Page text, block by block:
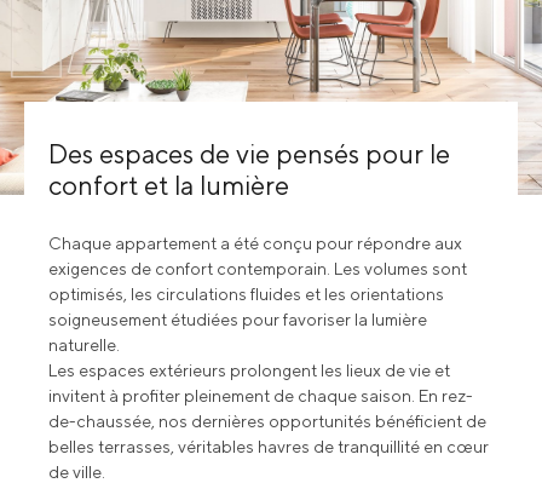
Des espaces de vie pensés pour le
confort et la lumière
Chaque appartement a été conçu pour répondre aux
exigences de confort contemporain. Les volumes sont
optimisés, les circulations fluides et les orientations
soigneusement étudiées pour favoriser la lumière
naturelle.
Les espaces extérieurs prolongent les lieux de vie et
invitent à profiter pleinement de chaque saison. En rez-
de-chaussée, nos dernières opportunités bénéficient de
belles terrasses, véritables havres de tranquillité en cœur
de ville.